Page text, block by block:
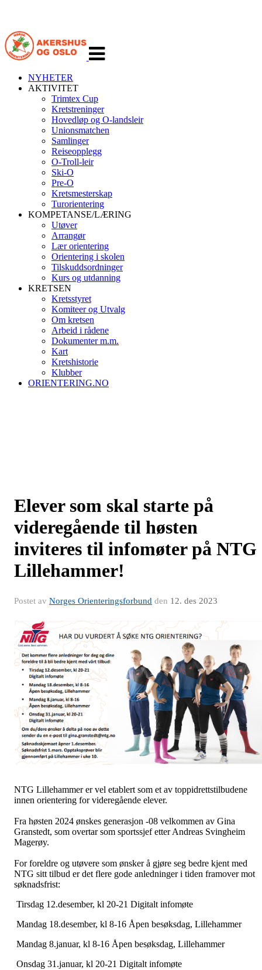
navigasjon
NYHETER
AKTIVITET
Trimtex Cup
Kretstreninger
Hovedløp og O-landsleir
Unionsmatchen
Samlinger
Reiseopplegg
O-Troll-leir
Ski-O
Pre-O
Kretsmesterskap
Turorientering
KOMPETANSE/LÆRING
Utøver
Arrangør
Lær orientering
Orientering i skolen
Tilskuddsordninger
Kurs og utdanning
KRETSEN
Kretsstyret
Komiteer og Utvalg
Om kretsen
Arbeid i rådene
Dokumenter m.m.
Kart
Kretshistorie
Klubber
ORIENTERING.NO
Elever som skal starte på
videregående til høsten
inviteres til infomøter på NTG
Lillehammer!
Postet av Norges Orienteringsforbund den 12. des 2023
NTG Lillehammer er vel etablert som et av toppidrettstilbudene
innen orientering for videregående elever.
Fra høsten 2024 ønskes generasjon -08 velkommen av Gina
Granstedt, som overtar som sportssjef etter Andreas Svingheim
Magerøy.
For foreldre og utøvere som ønsker å gjøre seg bedre kjent med
NTG sitt tilbud er det flere gode anledninger i tiden framover mot
søknadsfrist:
Tirsdag 12.desember, kl 20-21 Digitalt infomøte
Mandag 18.desember, kl 8-16 Åpen besøksdag, Lillehammer
Mandag 8.januar, kl 8-16 Åpen besøksdag, Lillehammer
Onsdag 31.januar, kl 20-21 Digitalt infomøte